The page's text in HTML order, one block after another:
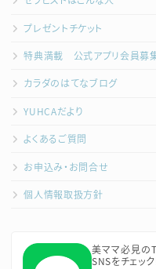
プレゼントチケット
特典満載 公式アプリ会員募
カラダのはてなブログ
YUHCAだより
よくあるご質問
お申込み・お問合せ
個人情報取扱方針
美ママ必見の
SNSをチェッ